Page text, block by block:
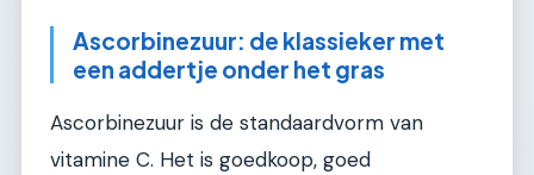
Ascorbinezuur: de klassieker met
een addertje onder het gras
Ascorbinezuur is de standaardvorm van
vitamine C. Het is goedkoop, goed